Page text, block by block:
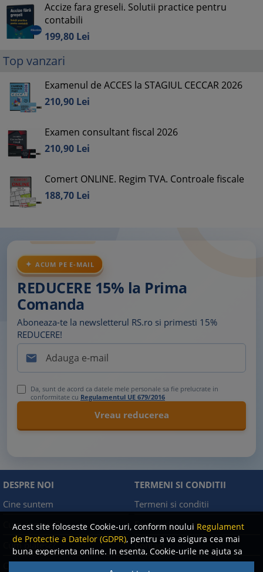
Acest site foloseste Cookie-uri, conform noului Regulament
de Protectie a Datelor (GDPR), pentru a va asigura cea mai
buna experienta online. In esenta, Cookie-urile ne ajuta sa
imbunatatim continutul de pe site, oferindu-va dvs.,
Accize fara greseli. Solutii practice pentru
contabili
199,80 Lei
Top vanzari
Examenul de ACCES la STAGIUL CECCAR 2026
210,90 Lei
Examen consultant fiscal 2026
210,90 Lei
Comert ONLINE. Regim TVA. Controale fiscale
188,70 Lei
ACUM PE E-MAIL
REDUCERE 15% la Prima
Comanda
Aboneaza-te la newsletterul RS.ro si primesti 15%
REDUCERE!

Da, sunt de acord ca datele mele personale sa fie prelucrate in
conformitate cu Regulamentul UE 679/2016
DESPRE NOI
Cine suntem
Cum comand?
Cum platesc?
TERMENI SI CONDITII
Termeni si conditii
Facebook
Contact